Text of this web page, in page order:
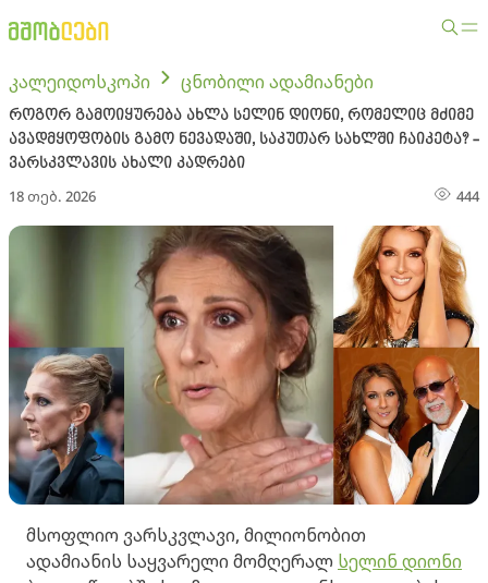
კალეიდოსკოპი ცნობილი ადამიანები
როგორ გამოიყურება ახლა სელინ დიონი, რომელიც მძიმე
ავადმყოფობის გამო ნევადაში, საკუთარ სახლში ჩაიკეტა? -
ვარსკვლავის ახალი კადრები
18 თებ. 2026 444
მსოფლიო ვარსკვლავი, მილიონობით
ადამიანის საყვარელი მომღერალ სელინ დიონი